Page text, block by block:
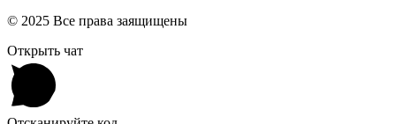
© 2025 Все права заящищены
Открыть чат